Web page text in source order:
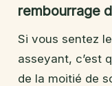
rembourrage
Si vous sentez
asseyant, c’est
de la moitié de